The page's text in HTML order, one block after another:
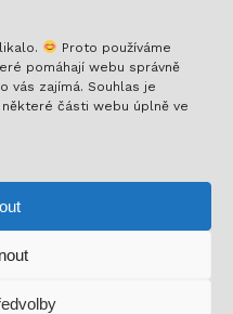
Proto používáme
pomáhají webu správně
vás zajímá. Souhlas je
části webu úplně ve
to nejlepší!
obsah. Přinášíme ti
za to!